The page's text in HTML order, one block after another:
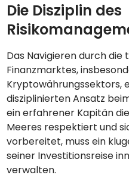
Die Disziplin des
Das Navigieren durch
Finanzmarktes,
Kryptowährungssektors,
disziplinierten Ansatz
ein erfahrener Kapitän
Meeres respektiert und
vorbereitet, muss ein
seiner Investitionsreise
verwalten.